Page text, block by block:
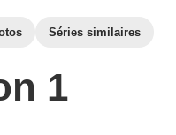
Séries similaires
1